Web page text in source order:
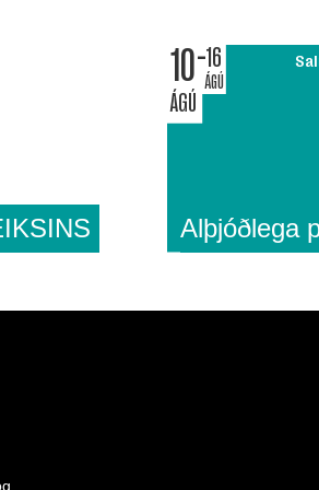
10
ÁGÚ
16
ÁGÚ
Alþjóðlega